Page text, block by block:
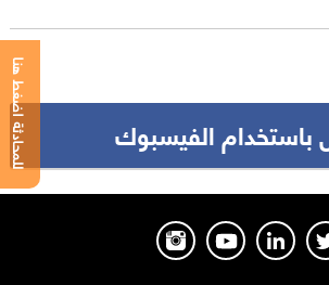
باستخدام الفيسبوك
للمحادثة اضغط هنا